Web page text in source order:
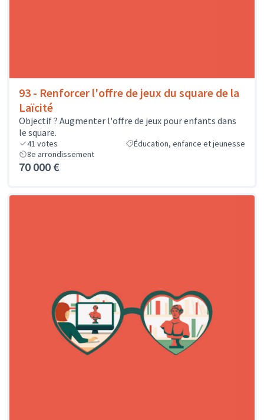
93 - Renforcer l'offre de jeux du square de la
Laïcité
Objectif ? Augmenter l'offre de jeux pour enfants dans
le square.
41 votes
Éducation, enfance et jeunesse
8e arrondissement
70 000 €